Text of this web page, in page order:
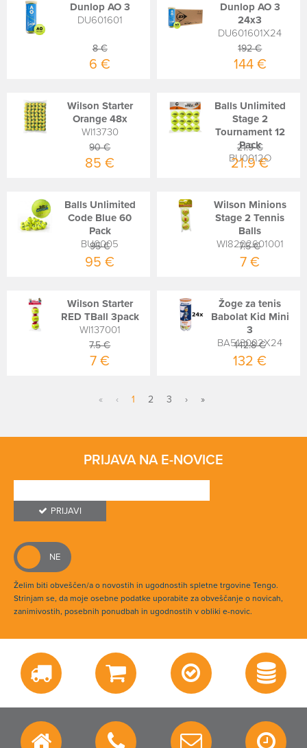
Dunlop AO 3
DU601601
8 €
6 €
Dunlop AO 3
24x3
DU601601X24
192 €
144 €
Wilson Starter
Orange 48x
WI13730
90 €
85 €
Balls Unlimited
Stage 2
Tournament 12
Pack
BU0012O
21.9 €
21.9 €
Balls Unlimited
Code Blue 60
Pack
BU0005
95 €
95 €
Wilson Minions
Stage 2 Tennis
Balls
WI8202601001
7.5 €
7 €
Wilson Starter
RED TBall 3pack
WI137001
7.5 €
7 €
Žoge za tenis
Babolat Kid Mini
3
BA513002X24
142.8 €
132 €
« ‹ 1 2 3 › »
PRIJAVA NA E-NOVICE
PRIJAVI
Želim biti obveščen/a o novostih in ugodnostih spletne trgovine Tengo.
Strinjam se, da moje osebne podatke uporabite za obveščanje o novicah,
zanimivostih, posebnih ponudbah in ugodnostih v obliki e-novic.